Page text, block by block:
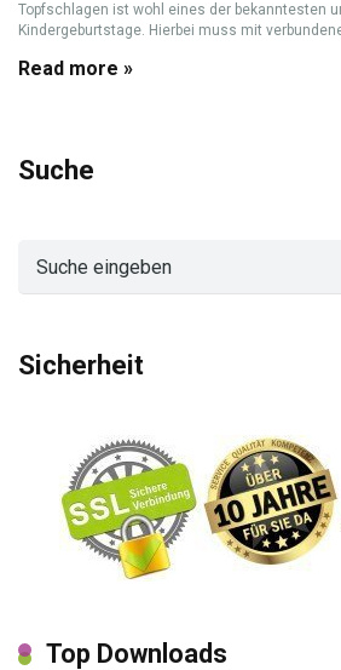
Topfschlagen ist wohl eines der bekanntesten
Kindergeburtstage. Hierbei muss mit
Read more »
Suche
Sicherheit
Top Downloads